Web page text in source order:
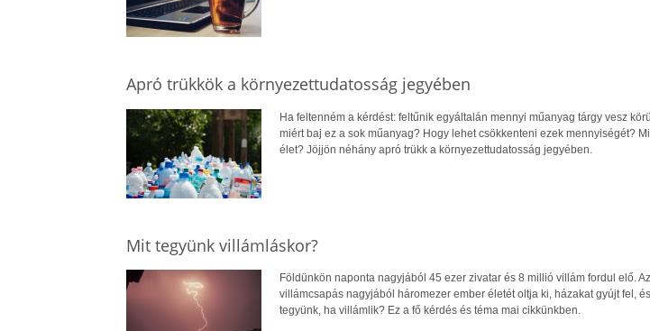
Apró trükkök a környezettudatosság jegyében
Ha feltenném a kérdést: feltűnik egyáltalán mennyi műanyag tárgy vesz
miért baj ez a sok műanyag? Hogy lehet csökkenteni ezek mennyiségét?
élet? Jöjjön néhány apró trükk a környezettudatosság jegyében.
Mit tegyünk villámláskor?
Földünkön naponta nagyjából 45 ezer zivatar és 8 millió villám fordul elő.
villámcsapás nagyjából háromezer ember életét oltja ki, házakat gyújt fel,
tegyünk, ha villámlik? Ez a fő kérdés és téma mai cikkünkben.